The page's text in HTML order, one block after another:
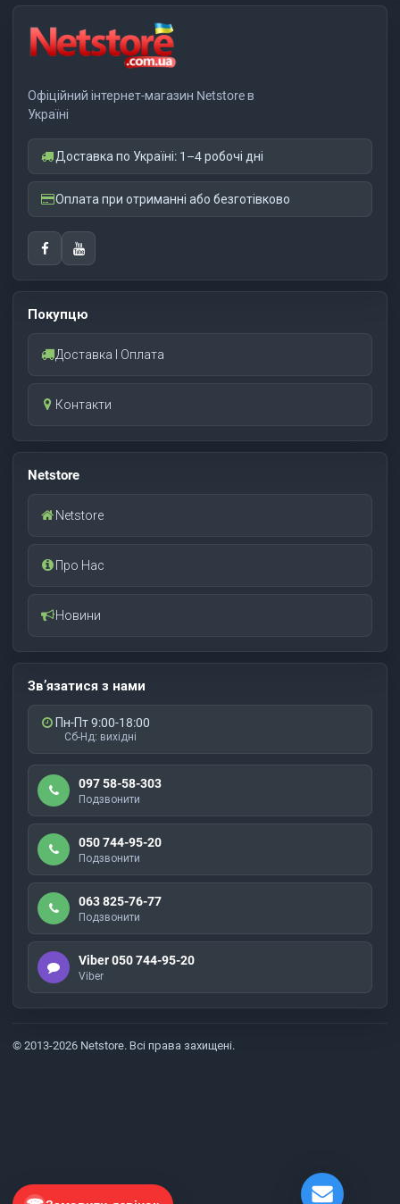
Офіційний інтернет-магазин Netstore в
Україні
Доставка по Україні: 1–4 робочі дні
Оплата при отриманні або безготівково
Покупцю
Доставка І Оплата
Контакти
Netstore
Netstore
Про Нас
Новини
Зв’язатися з нами
Пн-Пт 9:00-18:00
Сб-Нд: вихідні
097 58-58-303
Подзвонити
050 744-95-20
Подзвонити
063 825-76-77
Подзвонити
Viber 050 744-95-20
Viber
© 2013-2026 Netstore. Всі права захищені.